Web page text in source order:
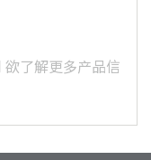
欲了解更多产品信